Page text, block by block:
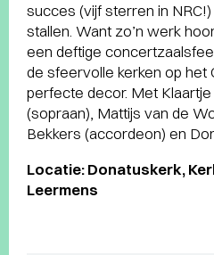
succes (vijf sterren in
stallen. Want zo’n werk
een deftige
de sfeervolle kerken op het
perfecte decor. Met
(sopraan), Mattijs van de
Bekkers (accordeon) en
Locatie: Donatuskerk,
Leermens